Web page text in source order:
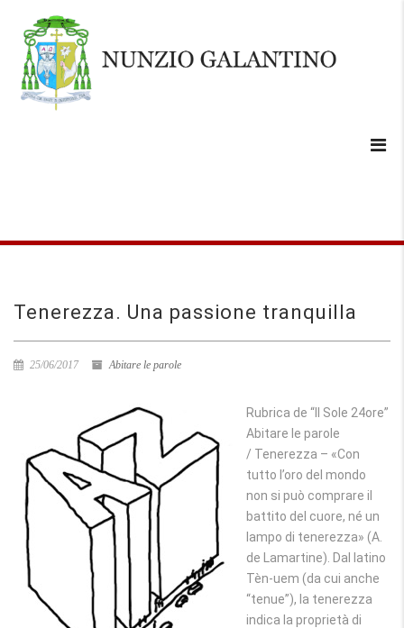
Tenerezza. Una passione tranquilla
25/06/2017 Abitare le parole
Rubrica de “Il Sole 24ore”
Abitare le parole
/ Tenerezza – «Con
tutto l’oro del mondo
non si può comprare il
battito del cuore, né un
lampo di tenerezza» (A.
de Lamartine). Dal latino
Tèn-uem (da cui anche
“tenue”), la tenerezza
indica la proprietà di